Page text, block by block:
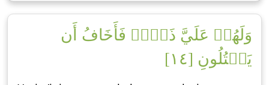
وَلَهُمۡ عَلَيَّ ذَنۢبٞ فَأَخَافُ أَن
يَقۡتُلُونِ [١٤]